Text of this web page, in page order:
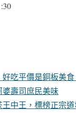
吃平價是銅板美
壽司庶民美味
中王，標榜正宗